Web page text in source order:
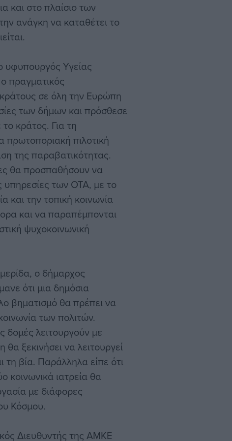
και στο πλαίσιο των
ανάγκη να καταθέτει το
υφυπουργός Υγείας
πραγματικός
κράτους σε όλη την Ευρώπη
των δήμων και πρόσθεσε
κράτος. Για τη
πρωτοποριακή πιλοτική
της παραβατικότητας.
θα προσπαθήσουν να
υπηρεσίες των ΟΤΑ, με το
και την τοπική κοινωνία
και να παραπέμπονται
ψυχοκοινωνική
ο δήμαρχος
ότι μια δημόσια
βηματισμό θα πρέπει να
των πολιτών.
δομές λειτουργούν με
ξεκινήσει να λειτουργεί
τη βία. Παράλληλα είπε ότι
κοινωνικά ιατρεία θα
με διάφορες
Κόσμου.
Διευθυντής της ΑΜΚΕ